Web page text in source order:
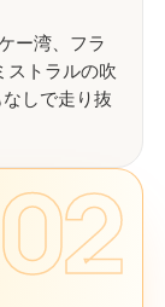
ー湾、フラ
ストラルの吹
しで走り抜
02